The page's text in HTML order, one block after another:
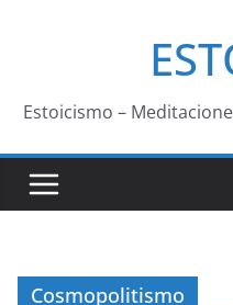
Estoicismo –
Cosmopolitismo